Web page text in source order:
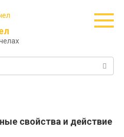
свойства и действие